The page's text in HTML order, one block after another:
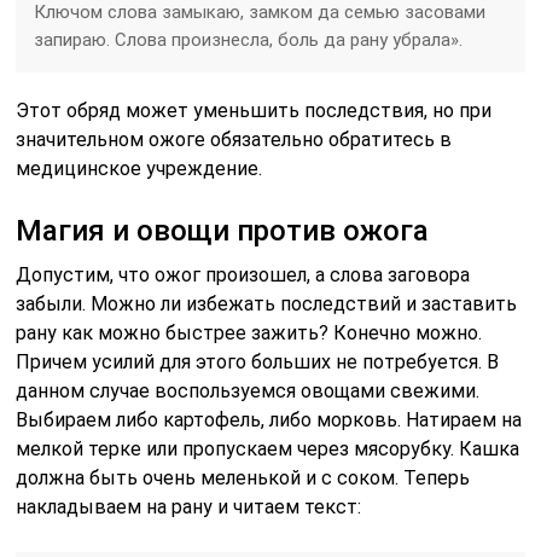
Ключом слова замыкаю, замком да семью засовами
запираю. Слова произнесла, боль да рану убрала».
Этот обряд может уменьшить последствия, но при
значительном ожоге обязательно обратитесь в
медицинское учреждение.
Магия и овощи против ожога
Допустим, что ожог произошел, а слова заговора
забыли. Можно ли избежать последствий и заставить
рану как можно быстрее зажить? Конечно можно.
Причем усилий для этого больших не потребуется. В
данном случае воспользуемся овощами свежими.
Выбираем либо картофель, либо морковь. Натираем на
мелкой терке или пропускаем через мясорубку. Кашка
должна быть очень меленькой и с соком. Теперь
накладываем на рану и читаем текст: